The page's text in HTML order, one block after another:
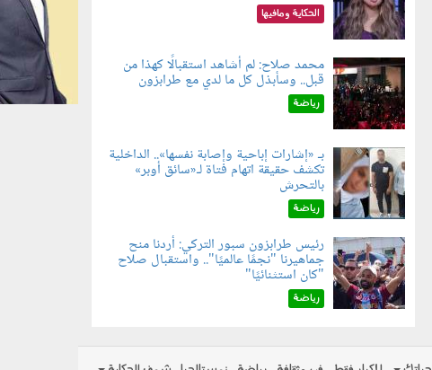
الحكاية ومافيها
060802.jpg
محمد صلاح: لم أشاهد استقبالًا كهذا من
قبل.. وسأبذل كل ما لدي مع طرابزون
رياضة
060804.jpg
بـ «إشارات إباحية وإصابة نفسها».. الداخلية
تكشف حقيقة اتهام فتاة لـ«سائق أوبر»
بالتحرش
رياضة
060803.jpg
رئيس طرابزون سبور التركي: أردنا منح
جماهيرنا "نجمًا عالميًا".. واستقبال صلاح
"كان استثنائيًا"
رياضة